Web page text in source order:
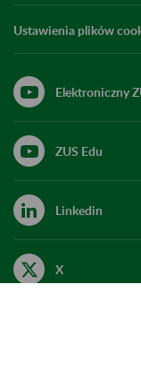
Ustawienia plików
Elektroniczny
ZUS Edu
Linkedin
X